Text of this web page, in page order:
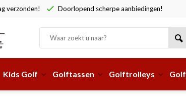
verzonden! Doorlopend scherpe aanbiedingen!
Kids Golf Golftassen Golftrolleys